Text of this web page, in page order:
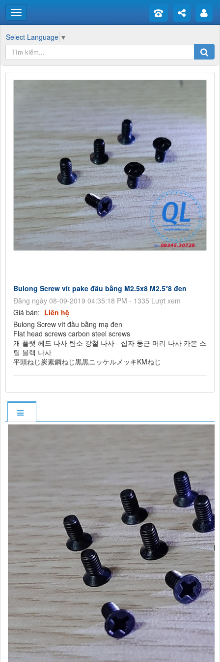
Select Language ▼
Bulong Screw vít pake đầu bằng M2.5x8 M2.5*8 đen
Đăng ngày 08-09-2019 04:35:18 PM - 1335 Lượt xem
Giá bán: Liên hệ
Bulong Screw vít đầu bằng mạ đen
Flat head screws carbon steel screws
개 플랫 헤드 나사 탄소 강철 나사 - 십자 둥근 머리 나사 카본 스
틸 블랙 나사
平頭ねじ炭素鋼ねじ黒黒ニッケルメッキKMねじ